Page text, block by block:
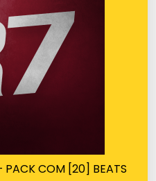
PACK COM [20] BEATS